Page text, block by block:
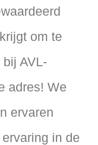
om te
AVL-
adres! We
ervaren
in de